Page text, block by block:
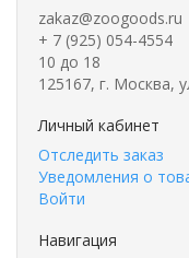
zakaz@zoogoods.ru
+ 7 (925) 054-4554
10 до 18
125167, г. Москва,
Личный кабинет
Отследить заказ
Уведомления о
Войти
Навигация